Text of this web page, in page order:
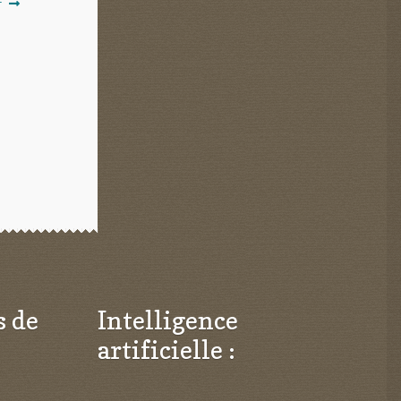
de
Intelligence
artificielle :